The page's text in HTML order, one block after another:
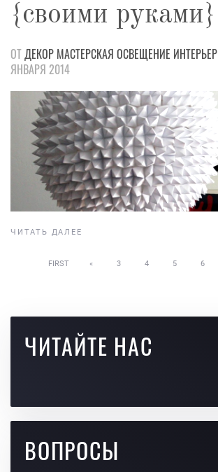
{своими руками}
ОТДЕКОР МАСТЕРСКАЯ ОСВЕЩЕНИЕ ИНТЕРЬЕР
ЯНВАРЯ 2014
ЧИТАТЬ ДАЛЕЕ
FIRST « 3 4 5 6
ЧИТАЙТЕ НАС
ВОПРОСЫ